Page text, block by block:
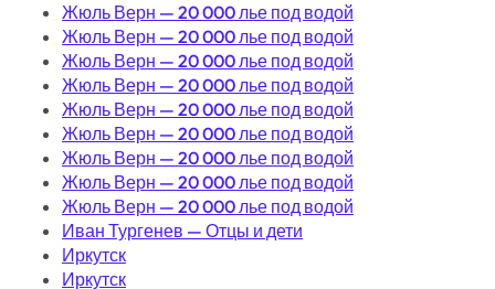
Жюль Верн — 20 000 лье под водой
Жюль Верн — 20 000 лье под водой
Жюль Верн — 20 000 лье под водой
Жюль Верн — 20 000 лье под водой
Жюль Верн — 20 000 лье под водой
Жюль Верн — 20 000 лье под водой
Жюль Верн — 20 000 лье под водой
Жюль Верн — 20 000 лье под водой
Жюль Верн — 20 000 лье под водой
Иван Тургенев — Отцы и дети
Иркутск
Иркутск